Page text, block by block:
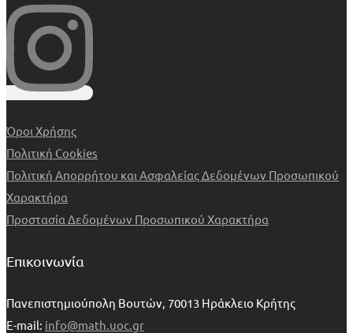
Όροι Χρήσης
Πολιτική Cookies
Πολιτική Απορρήτου και Ασφαλείας Δεδομένων Προσωπικού
Χαρακτήρα
Προστασία Δεδομένων Προσωπικού Χαρακτήρα
Επικοινωνία
Πανεπιστημιούπολη Βουτών, 70013 Ηράκλειο Κρήτης
E-mail: info@math.uoc.gr